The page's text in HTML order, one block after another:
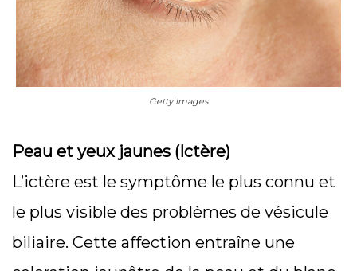
Getty Images
Peau et yeux jaunes (Ictère)
L’ictère est le symptôme le plus connu et
le plus visible des problèmes de vésicule
biliaire. Cette affection entraîne une